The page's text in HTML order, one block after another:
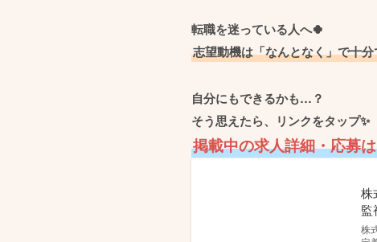
転職を迷っている人へ🍀
志望動機は「なんとなく」で十
自分にもできるかも…？
そう思えたら、リンクをタップ✨
掲載中の求人詳細・応募
株
監
株